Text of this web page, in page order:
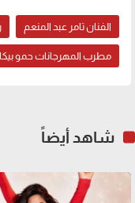
الفنان تامر عبد المنعم
مطرب المهرجانات حمو بيكا
شاهد أيضاً